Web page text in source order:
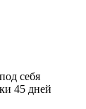
себя
45 дней